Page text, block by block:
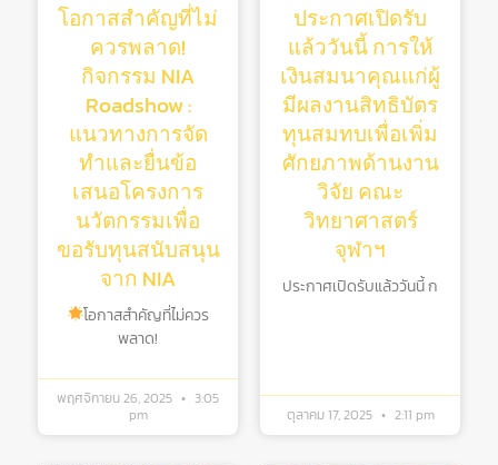
โอกาสสำคัญที่ไม่
ควรพลาด!
กิจกรรม NIA
Roadshow :
แนวทางการจัด
ทำและยื่นข้อ
เสนอโครงการ
นวัตกรรมเพื่อ
ขอรับทุนสนับสนุน
จาก NIA
โอกาสสำคัญที่ไม่ควร
พลาด!
พฤศจิกายน 26, 2025
3:05
pm
ประกาศเปิดรับ
แล้ววันนี้ การให้
เงินสมนาคุณแก่ผู้
มีผลงานสิทธิบัตร
ทุนสมทบเพื่อเพิ่ม
ศักยภาพด้านงาน
วิจัย คณะ
วิทยาศาสตร์
จุฬาฯ
ประกาศเปิดรับแล้ววันนี้ ก
ตุลาคม 17, 2025 2:11 pm